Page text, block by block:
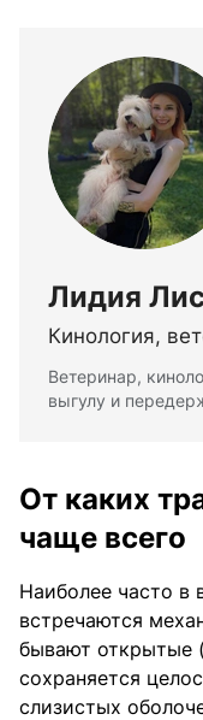
Лидия
Кинология,
Ветеринар,
выгулу и
От каких
чаще всего
Наиболее часто в
встречаются
бывают открытые
сохраняется
слизистых